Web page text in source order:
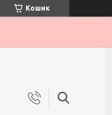
Кошик